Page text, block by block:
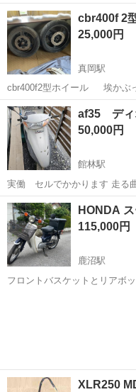
栃木 真岡市
25,000円
真岡駅
cbr400f2型ホイール 埃かぶ
方です。 引き取り限定で
栃木 真岡市 真岡駅
af35 ディ
50,000円
館林駅
実働 セルでかかります 走る
い出ましたがまだ出るかもで
問からよろしくお願いします
栃木 佐野市
115,000円
鹿沼駅
フロントバスケットとリアボ
XLR250